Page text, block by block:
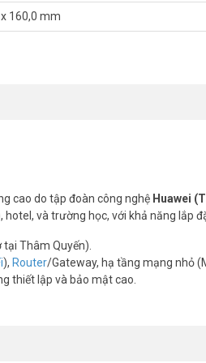
8 cổng HUAWEI eKit
Kpps
65 Hz
160,0 mm
cao do tập đoàn công nghệ Huawei
và trường học, với khả năng lắp
tại Thâm Quyến).
), Router/Gateway, hạ tầng mạng nhỏ
thiết lập và bảo mật cao.